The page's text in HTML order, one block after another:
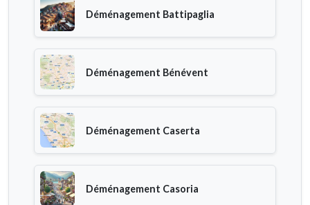
Déménagement Battipaglia
Déménagement Bénévent
Déménagement Caserta
Déménagement Casoria